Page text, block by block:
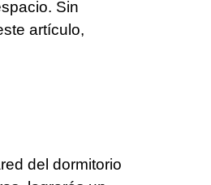
Sin
artículo,
del dormitorio